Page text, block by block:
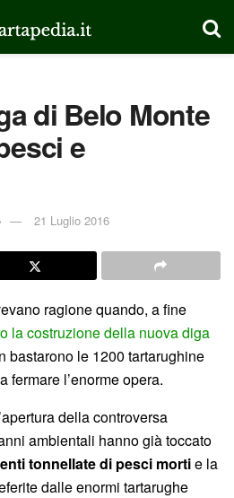
di Belo Monte
e
21 Luglio 2016
ragione quando, a fine
la costruzione della nuova diga
bastarono le 1200 tartarughine
a fermare l’enorme opera.
della controversa
ambientali hanno già toccato
tonnellate di pesci mortie la
dalle enormi tartarughe